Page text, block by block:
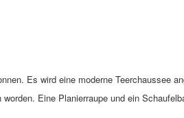
Es wird eine moderne Teerchaussee
Eine Planierraupe und ein